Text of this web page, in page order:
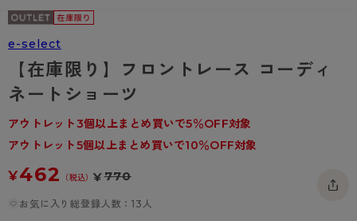
- 柄タイツ
- ひざ下丈タイツ
- 着圧タイツ
ソックス・靴下
レギンス・スパッツ
肌着・インナー
- 長袖（七分袖以上）
- タンクトップ
- カップ付きインナー
雑貨・小物
スクールタイム
みんなの、みんなの。
CLINICAL
配送方法について
返品・交換について
お問い合わせについて
e-select
【在庫限り】フロントレース コーディ
ネートショーツ
アウトレット3個以上まとめ買いで5％OFF対象
アウトレット5個以上まとめ買いで10％OFF対象
¥462 （税込）¥770
お気に入り総登録人数：13人